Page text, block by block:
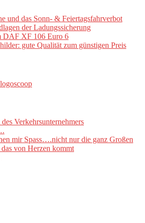
und das Sonn- & Feiertagsfahrverbot
der Ladungssicherung
DAF XF 106 Euro 6
gute Qualität zum günstigen Preis
Verkehrsunternehmers
mir Spass….nicht nur die ganz Großen
von Herzen kommt